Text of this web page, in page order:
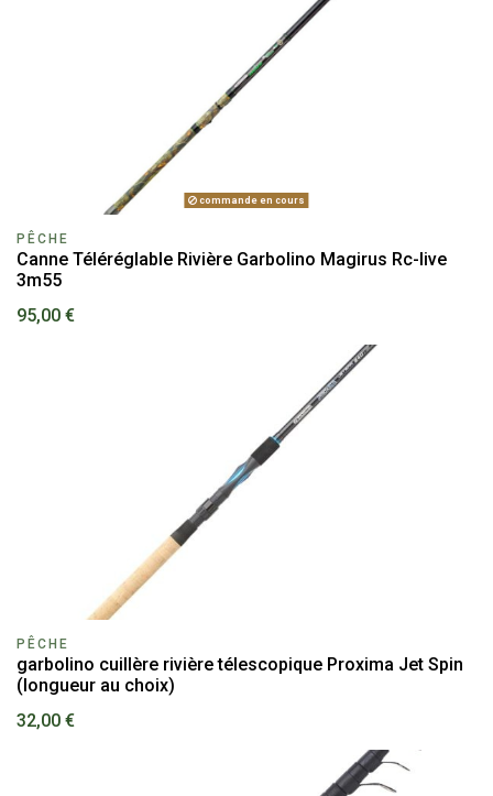
commande en cours
PÊCHE
Canne Téléréglable Rivière Garbolino Magirus Rc-live
3m55
95,00 €
PÊCHE
garbolino cuillère rivière télescopique Proxima Jet Spin
(longueur au choix)
32,00 €